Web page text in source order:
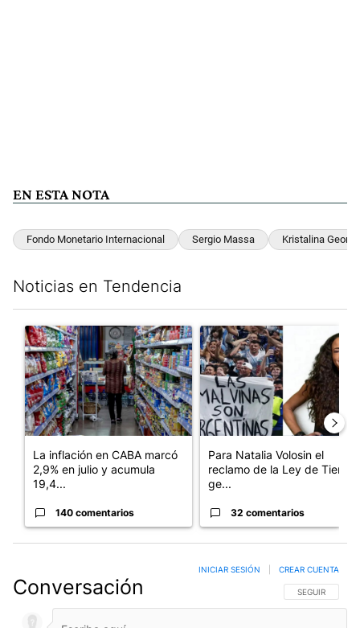
EN ESTA NOTA
Fondo Monetario Internacional Sergio Massa Kristalina
Noticias en Tendencia
Un artículo de tendencia con el título "La inflación en CABA
La inflación en CABA marcó
2,9% en julio y acumula
19,4...
140 comentarios
Un artículo de tendencia con
Para Natalia Volosin el
reclamo de la Ley de Tierras
ge...
32 comentarios
Conversación SIGA ESTA
SEGUIR
INICIAR SESIÓN CREAR CUENTA